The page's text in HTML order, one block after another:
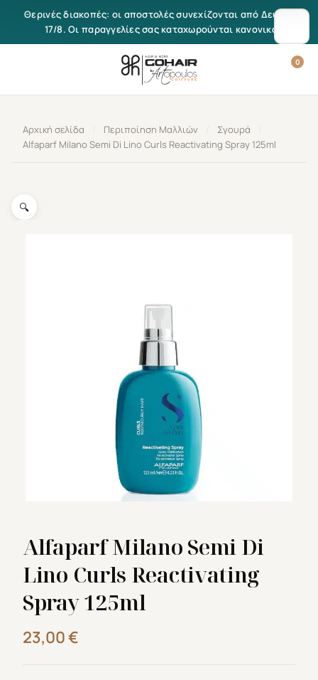
Μετάβαση στο περιεχόμενο
Θερινές διακοπές: οι αποστολές συνεχίζονται από Δευτέρα
17/8. Οι παραγγελίες σας καταχωρούνται κανονικά.
0
Αρχική σελίδα Περιποίηση Μαλλιών Σγουρά
Alfaparf Milano Semi Di Lino Curls Reactivating Spray 125ml
🔍
Alfaparf Milano Semi Di
Lino Curls Reactivating
Spray 125ml
23,00€